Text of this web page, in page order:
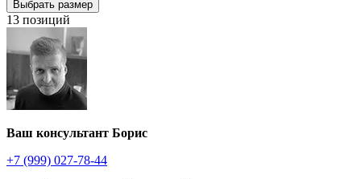
Выбрать размер
13 позиций
Ваш консультант Борис
+7 (999) 027-78-44